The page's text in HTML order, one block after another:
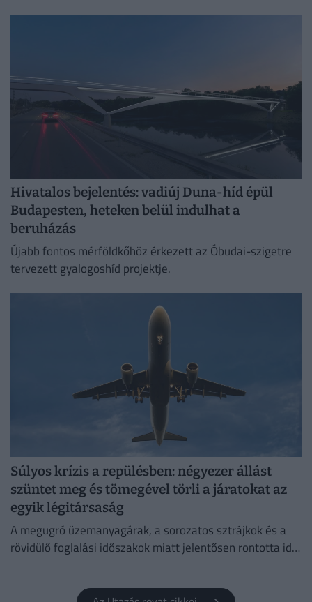
Hivatalos bejelentés: vadiúj Duna-híd épül
Budapesten, heteken belül indulhat a
beruházás
Újabb fontos mérföldkőhöz érkezett az Óbudai-szigetre
tervezett gyalogoshíd projektje.
Súlyos krízis a repülésben: négyezer állást
szüntet meg és tömegével törli a járatokat az
egyik légitársaság
A megugró üzemanyagárak, a sorozatos sztrájkok és a
rövidülő foglalási időszakok miatt jelentősen rontotta idei